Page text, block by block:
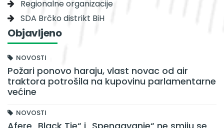
Regionalne organizacije
SDA Brčko distrikt BiH
Objavljeno
NOVOSTI
Požari ponovo haraju, vlast novac od air
traktora potrošila na kupovinu parlamentarne
većine
NOVOSTI